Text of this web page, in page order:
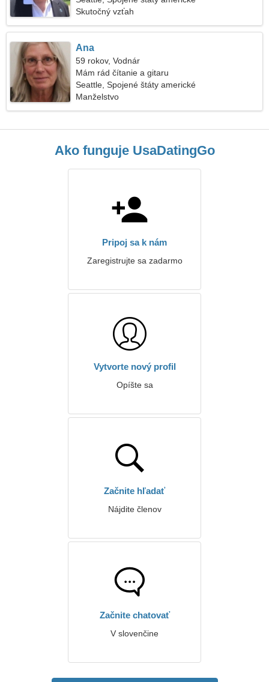
Skutočný vzťah
Ana
59 rokov, Vodnár
Mám rád čítanie a gitaru
Seattle, Spojené štáty americké
Manželstvo
Ako funguje UsaDatingGo
Pripoj sa k nám
Zaregistrujte sa zadarmo
Vytvorte nový profil
Opíšte sa
Začnite hľadať
Nájdite členov
Začnite chatovať
V slovenčine